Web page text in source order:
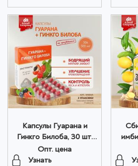
Капсулы Гуарана и
Гинкго Билоба, 30 шт.
по 500 мг оптом
Опт. цена
Узнать